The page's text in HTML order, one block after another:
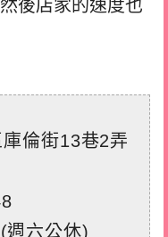
後店家的速度也
倫街13巷2弄
週六公休)